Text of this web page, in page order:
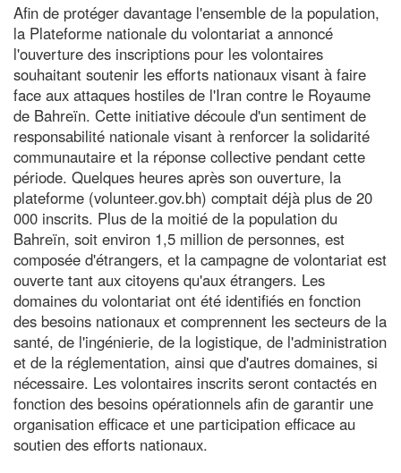
Afin de protéger davantage l'ensemble de la population,
la Plateforme nationale du volontariat a annoncé
l'ouverture des inscriptions pour les volontaires
souhaitant soutenir les efforts nationaux visant à faire
face aux attaques hostiles de l'Iran contre le Royaume
de Bahreïn. Cette initiative découle d'un sentiment de
responsabilité nationale visant à renforcer la solidarité
communautaire et la réponse collective pendant cette
période. Quelques heures après son ouverture, la
plateforme (volunteer.gov.bh) comptait déjà plus de 20
000 inscrits. Plus de la moitié de la population du
Bahreïn, soit environ 1,5 million de personnes, est
composée d'étrangers, et la campagne de volontariat est
ouverte tant aux citoyens qu'aux étrangers. Les
domaines du volontariat ont été identifiés en fonction
des besoins nationaux et comprennent les secteurs de la
santé, de l'ingénierie, de la logistique, de l'administration
et de la réglementation, ainsi que d'autres domaines, si
nécessaire. Les volontaires inscrits seront contactés en
fonction des besoins opérationnels afin de garantir une
organisation efficace et une participation efficace au
soutien des efforts nationaux.